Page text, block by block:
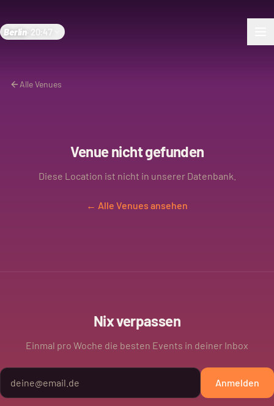
Berlin 20:47
Alle Venues
Venue nicht gefunden
Diese Location ist nicht in unserer Datenbank.
← Alle Venues ansehen
Nix verpassen
Einmal pro Woche die besten Events in deiner Inbox
Anmelden